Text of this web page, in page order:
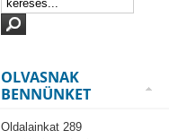
OLVASNAK
BENNÜNKET
Oldalainkat 289